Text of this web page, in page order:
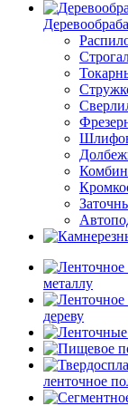
металлу
дереву
ленточное